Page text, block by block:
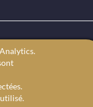
à la vente